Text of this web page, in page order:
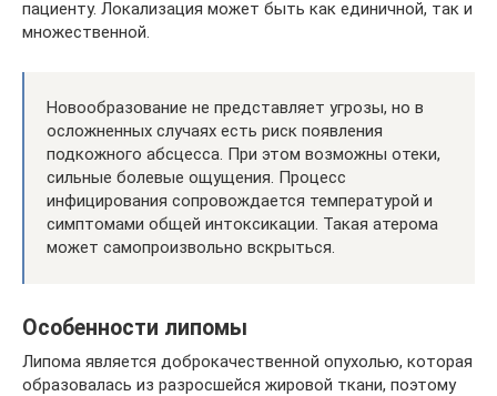
пациенту. Локализация может быть как единичной, так и
множественной.
Новообразование не представляет угрозы, но в
осложненных случаях есть риск появления
подкожного абсцесса. При этом возможны отеки,
сильные болевые ощущения. Процесс
инфицирования сопровождается температурой и
симптомами общей интоксикации. Такая атерома
может самопроизвольно вскрыться.
Особенности липомы
Липома является доброкачественной опухолью, которая
образовалась из разросшейся жировой ткани, поэтому